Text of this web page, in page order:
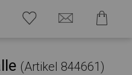
(Artikel 844661)